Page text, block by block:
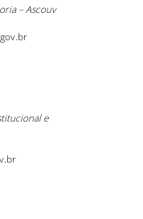
– Ascouv
e